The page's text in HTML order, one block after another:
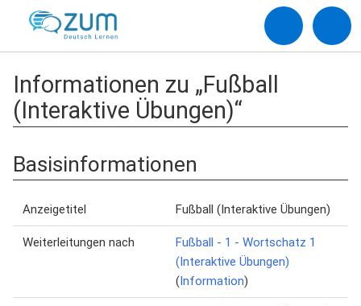
Informationen zu „Fußball
(Interaktive Übungen)“
Basisinformationen
Anzeigetitel Fußball (Interaktive Übungen)
Weiterleitungen nach
Fußball - 1 - Wortschatz 1
(Interaktive Übungen)
(Information)